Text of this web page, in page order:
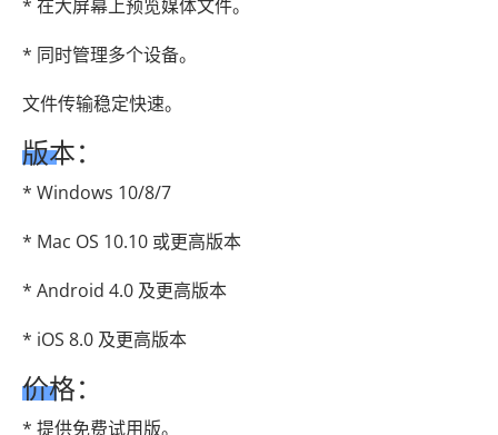
* 在大屏幕上预览媒体文件。
* 同时管理多个设备。
文件传输稳定快速。
版本：
* Windows 10/8/7
* Mac OS 10.10 或更高版本
* Android 4.0 及更高版本
* iOS 8.0 及更高版本
价格：
* 提供免费试用版。